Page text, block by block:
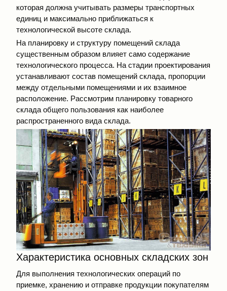
которая должна учитывать размеры транспортных
единиц и максимально приближаться к
технологической высоте склада.
На планировку и структуру помещений склада
существенным образом влияет само содержание
технологического процесса. На стадии проектирования
устанавливают состав помещений склада, пропорции
между отдельными помещениями и их взаимное
расположение. Рассмотрим планировку товарного
склада общего пользования как наиболее
распространенного вида склада.
Характеристика основных складских зон
Для выполнения технологических операций по
приемке, хранению и отправке продукции покупателям